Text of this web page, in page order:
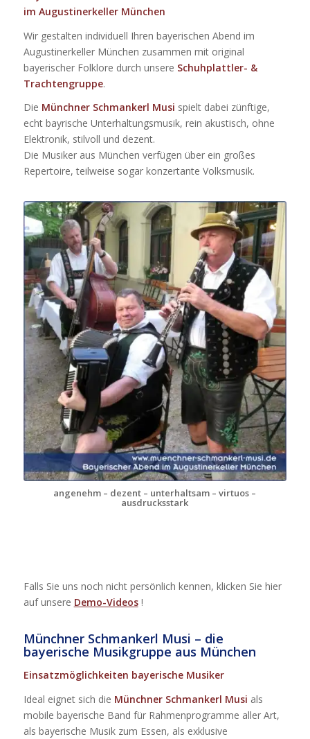
im Augustinerkeller München
Wir gestalten individuell Ihren bayerischen Abend im
Augustinerkeller München zusammen mit original
bayerischer Folklore durch unsere Schuhplattler- &
Trachtengruppe.
Die Münchner Schmankerl Musi spielt dabei zünftige,
echt bayrische Unterhaltungsmusik, rein akustisch, ohne
Elektronik, stilvoll und dezent.
Die Musiker aus München verfügen über ein großes
Repertoire, teilweise sogar konzertante Volksmusik.
angenehm – dezent – unterhaltsam – virtuos –
ausdrucksstark
Falls Sie uns noch nicht persönlich kennen, klicken Sie hier
auf unsere Demo-Videos!
Münchner Schmankerl Musi – die
bayerische Musikgruppe aus München
Einsatzmöglichkeiten bayerische Musiker
Ideal eignet sich die Münchner Schmankerl Musi als
mobile bayerische Band für Rahmenprogramme aller Art,
als bayerische Musik zum Essen, als exklusive